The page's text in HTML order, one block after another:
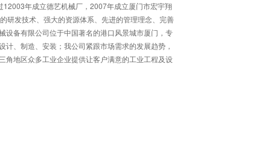
年成立德艺机械厂，2007年成立厦门市宏宇翔
研发技术、强大的资源体系、先进的管理理念、完善
设备有限公司位于中国著名的港口风景城市厦门，专
、制造、安装；我公司紧跟市场需求的发展趋势，
角地区众多工业企业提供让客户满意的工业工程及设